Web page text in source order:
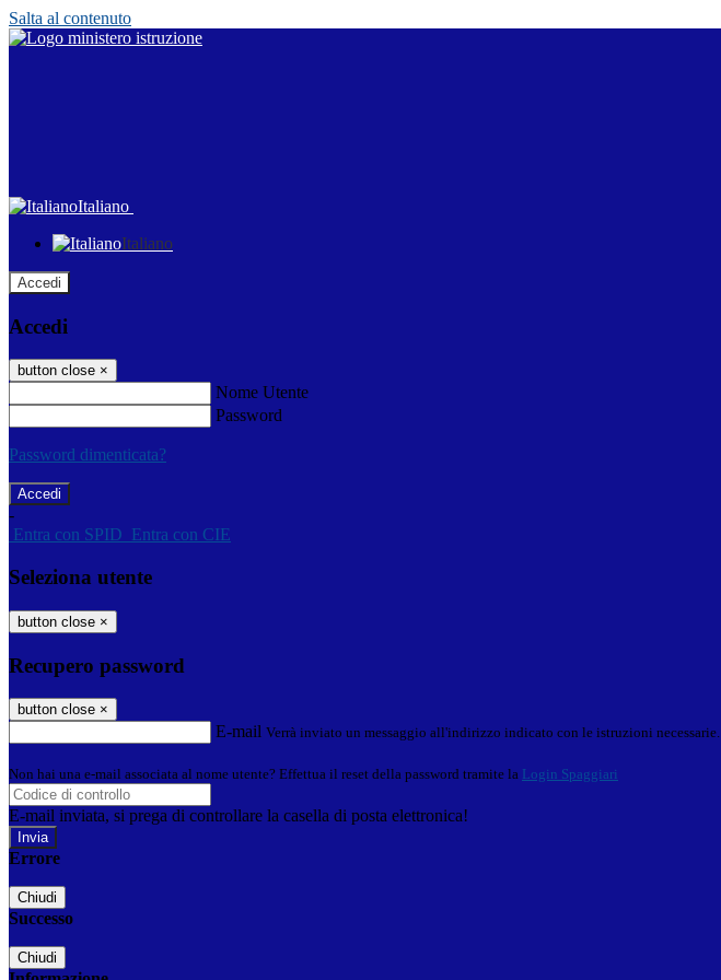
Salta al contenuto
Italiano
Italiano
Accedi
Accedi
button close ×
Nome Utente
Password
Password dimenticata?
-
Entra con SPID Entra con CIE
Seleziona utente
button close ×
Recupero password
button close ×
E-mail Verrà inviato un messaggio all'indirizzo indicato con le istruzioni necessarie.
Non hai una e-mail associata al nome utente? Effettua il reset della password tramite la Login Spaggiari
E-mail inviata, si prega di controllare la casella di posta elettronica!
Errore
Chiudi
Successo
Chiudi